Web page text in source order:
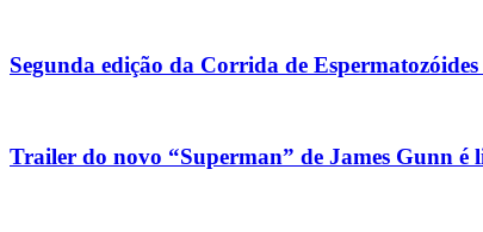
Segunda edição da Corrida de
Trailer do novo “Superman” de James Gunn é